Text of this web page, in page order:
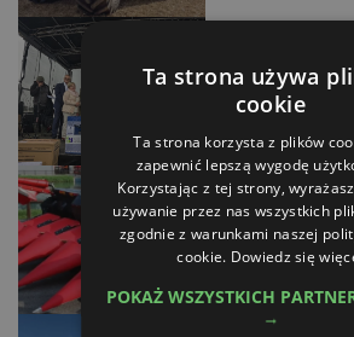
Jubileusz
20.10.2025
Capello. 60 lat
19.10.2025
Nowoczesny
Ta strona używa
cookie
Ta strona korzysta z plików
zapewnić lepszą wygodę
Korzystając z tej strony,
używanie przez nas wszystkich
zgodnie z warunkami naszej
cookie. Dowiedz się
POKAŻ WSZYSTKICH
→